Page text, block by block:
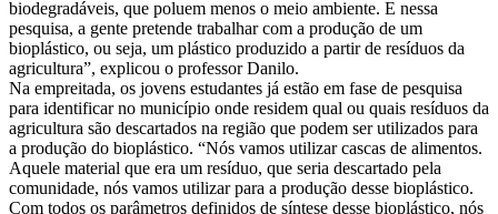
biodegradáveis, que poluem menos o meio ambiente. E nessa
pesquisa, a gente pretende trabalhar com a produção de um
bioplástico, ou seja, um plástico produzido a partir de resíduos da
agricultura”, explicou o professor Danilo.
Na empreitada, os jovens estudantes já estão em fase de pesquisa
para identificar no município onde residem qual ou quais resíduos da
agricultura são descartados na região que podem ser utilizados para
a produção do bioplástico. “Nós vamos utilizar cascas de alimentos.
Aquele material que era um resíduo, que seria descartado pela
comunidade, nós vamos utilizar para a produção desse bioplástico.
Com todos os parâmetros definidos de síntese desse bioplástico, nós